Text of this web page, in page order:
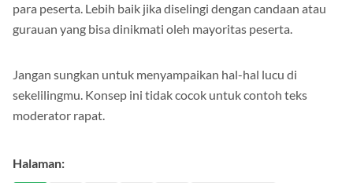
para peserta. Lebih baik jika diselingi dengan candaan atau
gurauan yang bisa dinikmati oleh mayoritas peserta.
Jangan sungkan untuk menyampaikan hal-hal lucu di
sekelilingmu. Konsep ini tidak cocok untuk contoh teks
moderator rapat.
Halaman: